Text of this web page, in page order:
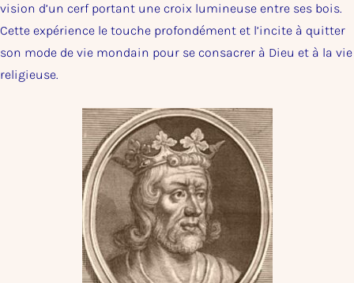
vision d’un cerf portant une croix lumineuse entre ses bois.
Cette expérience le touche profondément et l’incite à quitter
son mode de vie mondain pour se consacrer à Dieu et à la vie
religieuse.